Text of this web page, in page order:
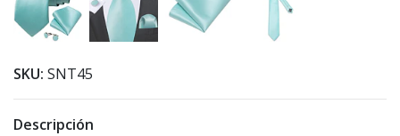
SKU: SNT45
Descripción